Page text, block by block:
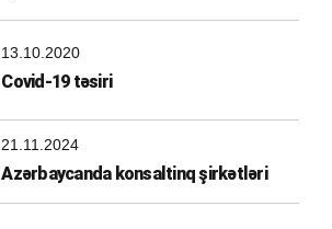
13.10.2020
Covid-19 təsiri
21.11.2024
Azərbaycanda konsaltinq şirkətləri